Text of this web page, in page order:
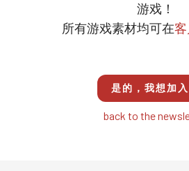
游戏！
所有游戏素材均可在
是的，我想加入
back to the